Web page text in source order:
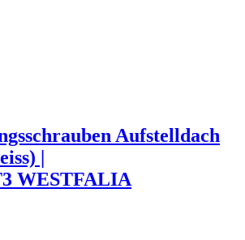
Aufstelldach
|
WESTFALIA